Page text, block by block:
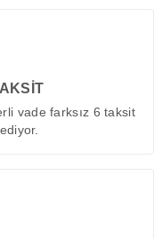
vade farksız 6 taksit